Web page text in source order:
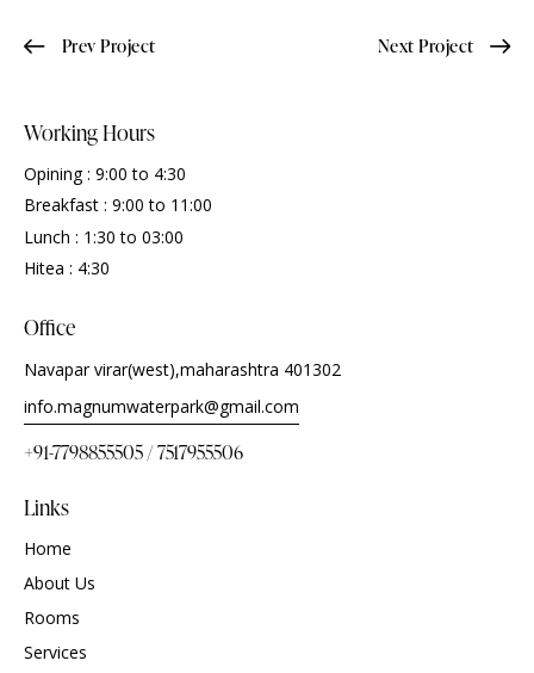
Prev Project Next Project
Working Hours
Opining : 9:00 to 4:30
Breakfast : 9:00 to 11:00
Lunch : 1:30 to 03:00
Hitea : 4:30
Office
Navapar virar(west),maharashtra 401302
info.magnumwaterpark@gmail.com
+91-7798855505 / 7517955506
Links
Home
About Us
Rooms
Services